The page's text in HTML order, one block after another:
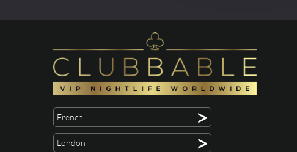
French >
London >